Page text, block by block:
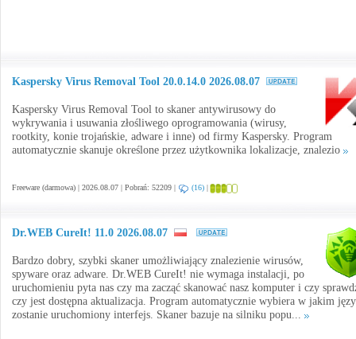
Kaspersky Virus Removal Tool 20.0.14.0 2026.08.07
Kaspersky Virus Removal Tool to skaner antywirusowy do
wykrywania i usuwania złośliwego oprogramowania (wirusy,
rootkity, konie trojańskie, adware i inne) od firmy Kaspersky. Program
automatycznie skanuje określone przez użytkownika lokalizacje, znalezio
Freeware (darmowa) | 2026.08.07 | Pobrań: 52209 | (16) |
Dr.WEB CureIt! 11.0 2026.08.07
Bardzo dobry, szybki skaner umożliwiający znalezienie wirusów,
spyware oraz adware. Dr.WEB CureIt! nie wymaga instalacji, po
uruchomieniu pyta nas czy ma zacząć skanować nasz komputer i czy
czy jest dostępna aktualizacja. Program automatycznie wybiera w jakim
zostanie uruchomiony interfejs. Skaner bazuje na silniku popu...